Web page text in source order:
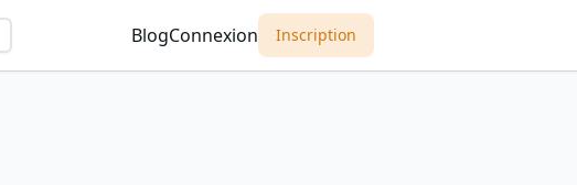
BlogConnexion Inscription